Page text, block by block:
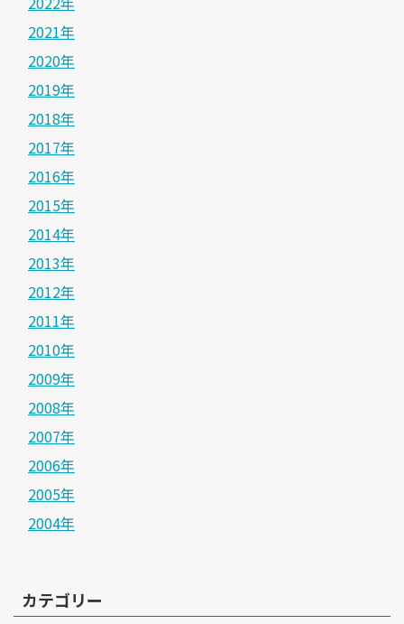
2021年
2020年
2019年
2018年
2017年
2016年
2015年
2014年
2013年
2012年
2011年
2010年
2009年
2008年
2007年
2006年
2005年
2004年
カテゴリー